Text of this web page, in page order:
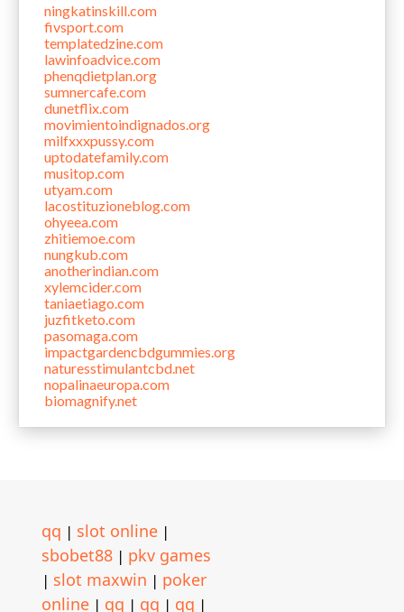
ningkatinskill.com
fivsport.com
templatedzine.com
lawinfoadvice.com
phenqdietplan.org
sumnercafe.com
dunetflix.com
movimientoindignados.org
milfxxxpussy.com
uptodatefamily.com
musitop.com
utyam.com
lacostituzioneblog.com
ohyeea.com
zhitiemoe.com
nungkub.com
anotherindian.com
xylemcider.com
taniaetiago.com
juzfitketo.com
pasomaga.com
impactgardencbdgummies.org
naturesstimulantcbd.net
nopalinaeuropa.com
biomagnify.net
qq | slot online |
sbobet88 | pkv games
| slot maxwin | poker
online | qq | qq | qq |